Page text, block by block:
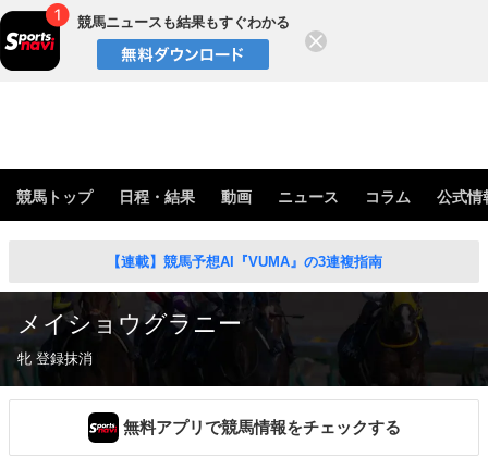
競馬ニュースも結果もすぐわかる
競馬トップ 日程・結果 動画 ニュース コラム 公式情
【連載】競馬予想AI『VUMA』の3連複指南
メイショウグラニー
牝 登録抹消
無料アプリで競馬情報をチェックする